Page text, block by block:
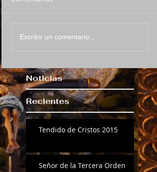
Escribir un comentario...
Noticias
Recientes
Tendido de Cristos 2015
Señor de la Tercera Orden